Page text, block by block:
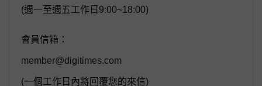
(週一至週五工作日9:00~18:00)
會員信箱：
member@digitimes.com
(一個工作日內將回覆您的來信)